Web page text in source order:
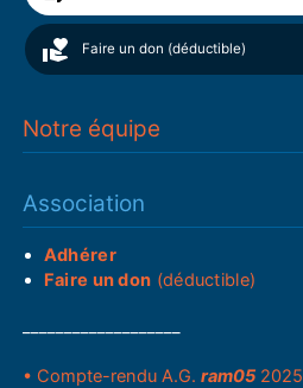
Faire un don (déductible)
Notre équipe
Association
Adhérer
Faire un don (déductible)
• Compte-rendu A.G.ram05 2025